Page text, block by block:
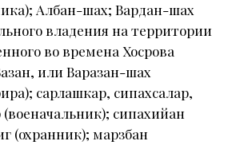
Албан-шах; Вардан-шах
владения на территории
во времена Хосрова
или Варазан-шах
сарлашкар, сипахсалар,
(военачальник); сипахийан
(охранник); марзбан